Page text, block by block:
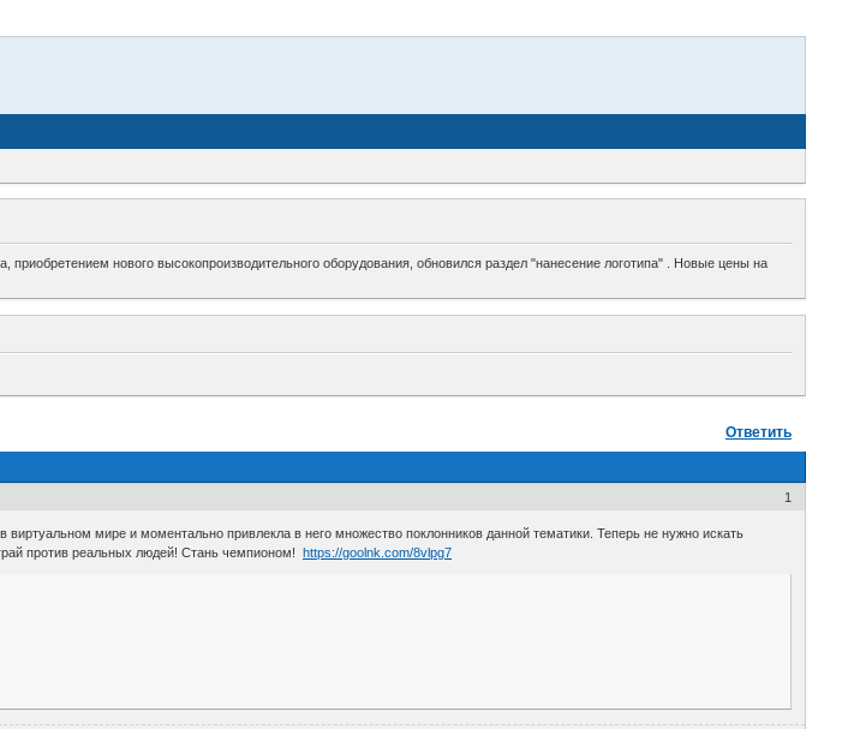
нового высокопроизводительного оборудования, обновился раздел "нанесение логотипа" . Новые цены на
Ответить
1
виртуальном мире и моментально привлекла в него множество поклонников данной тематики. Теперь не нужно искать
против реальных людей! Стань чемпионом!https://goolnk.com/8vlpg7